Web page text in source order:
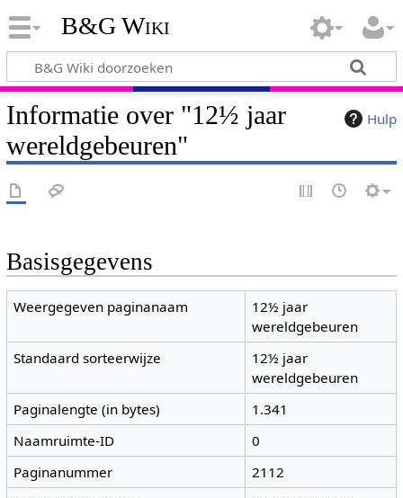
B&G Wiki
Hulp
Informatie over "12½ jaar
wereldgebeuren"
Basisgegevens
Weergegeven paginanaam
12½ jaar
wereldgebeuren
Standaard sorteerwijze
12½ jaar
wereldgebeuren
Paginalengte (in bytes)
1.341
Naamruimte-ID
0
Paginanummer
2112